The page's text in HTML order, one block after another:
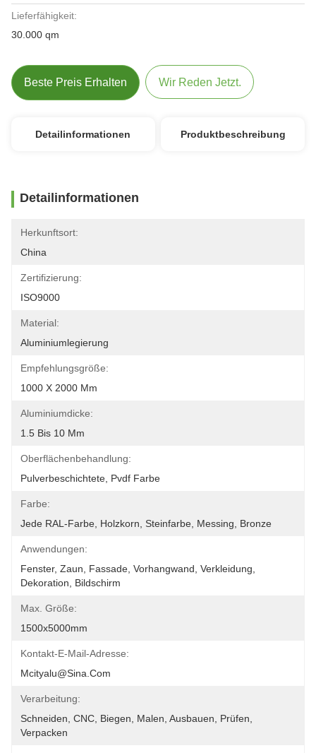
Lieferfähigkeit:
30.000 qm
Beste Preis Erhalten Wir Reden Jetzt.
Detailinformationen Produktbeschreibung
Detailinformationen
Herkunftsort:
China
Zertifizierung:
ISO9000
Material:
Aluminiumlegierung
Empfehlungsgröße:
1000 X 2000 Mm
Aluminiumdicke:
1.5 Bis 10 Mm
Oberflächenbehandlung:
Pulverbeschichtete, Pvdf Farbe
Farbe:
Jede RAL-Farbe, Holzkorn, Steinfarbe, Messing, Bronze
Anwendungen:
Fenster, Zaun, Fassade, Vorhangwand, Verkleidung,
Dekoration, Bildschirm
Max. Größe:
1500x5000mm
Kontakt-E-Mail-Adresse:
Mcityalu@sina.com
Verarbeitung:
Schneiden, CNC, Biegen, Malen, Ausbauen, Prüfen,
Verpacken